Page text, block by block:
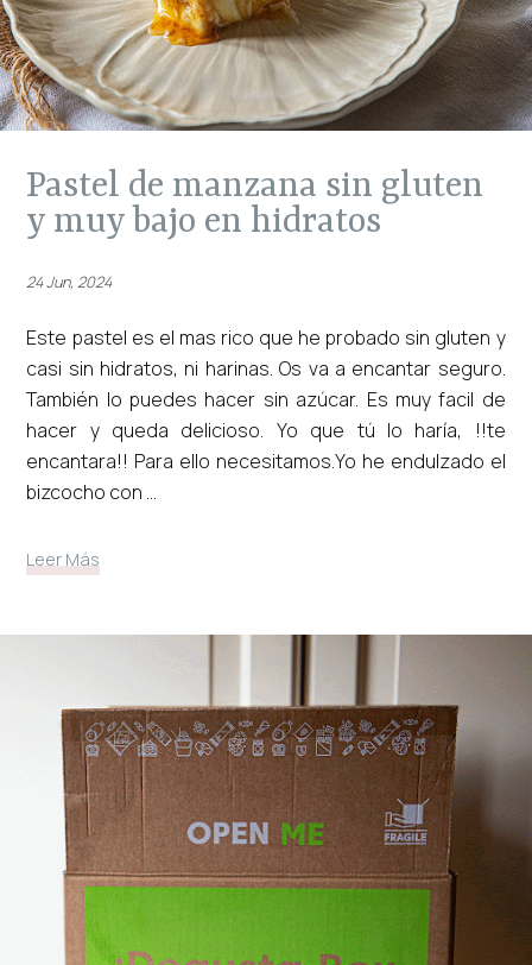
pastel de manzana sin gluten
y muy bajo en hidratos
24 Jun, 2024
Este pastel es el mas rico que he probado sin gluten y
casi sin hidratos, ni harinas. Os va a encantar seguro.
También lo puedes hacer sin azúcar. Es muy facil de
hacer y queda delicioso. Yo que tú lo haría, !!te
encantara!! Para ello necesitamos.Yo he endulzado el
bizcocho con ...
Leer Más